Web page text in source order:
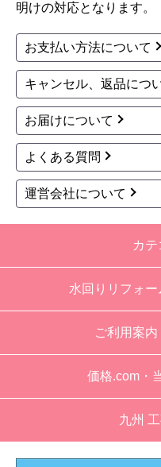
明けの対応となります。
お支払い方法について
キャンセル、返品につ
お届けについて
よくある質問
運営会社について
カ
水回りリフォ
ご利用案
価格.com・
九州